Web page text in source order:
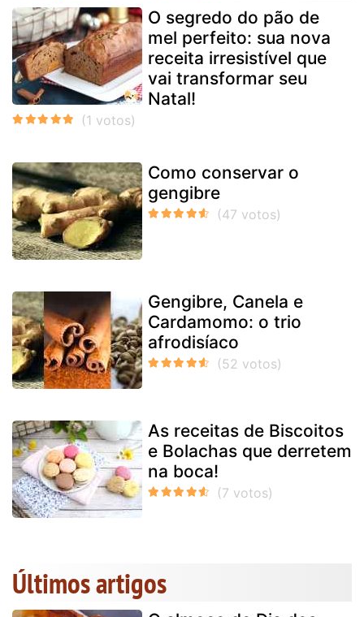
O segredo do pão de
mel perfeito: sua nova
receita irresistível que
vai transformar seu
Natal!
Como conservar o
gengibre
Gengibre, Canela e
Cardamomo: o trio
afrodisíaco
As receitas de Biscoitos
e Bolachas que derretem
na boca!
Últimos artigos